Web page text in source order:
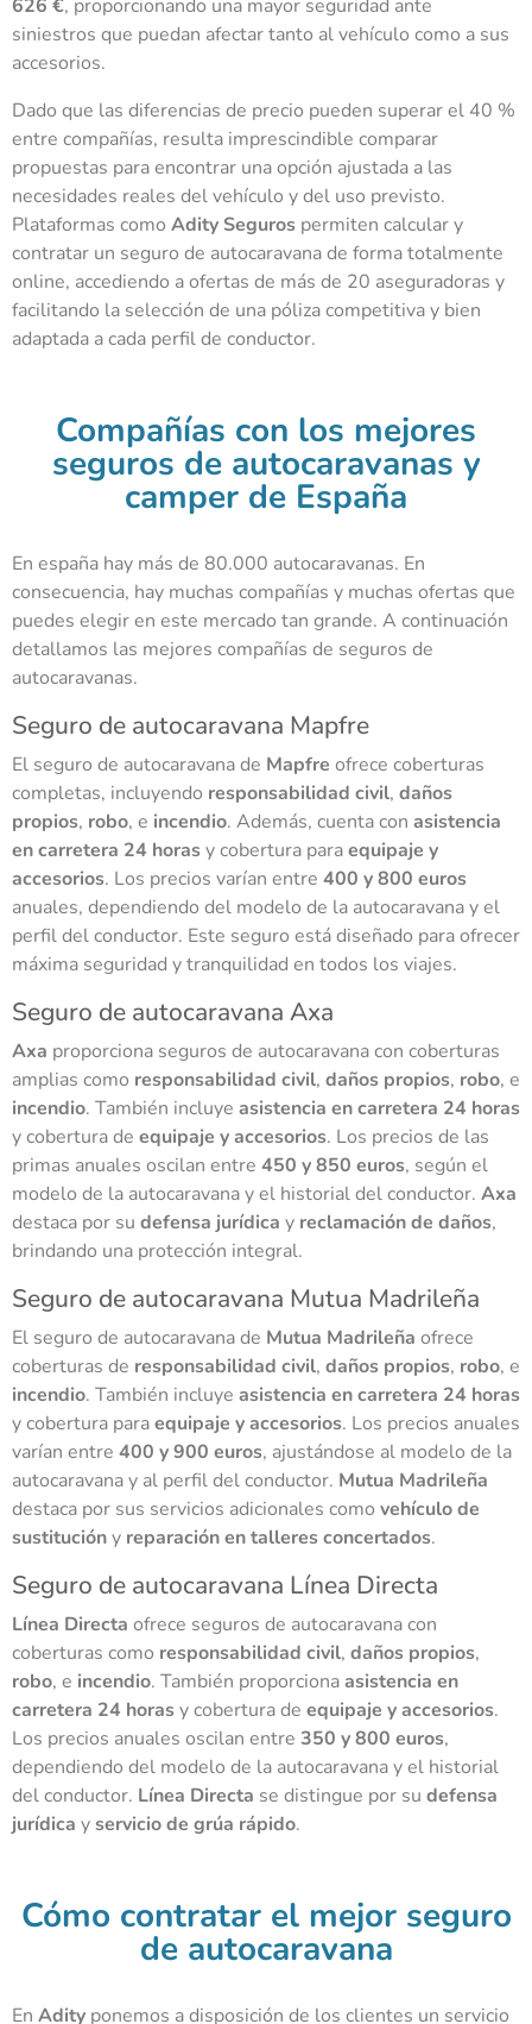
626 €, proporcionando una mayor seguridad ante
siniestros que puedan afectar tanto al vehículo como a sus
accesorios.
Dado que las diferencias de precio pueden superar el 40 %
entre compañías, resulta imprescindible comparar
propuestas para encontrar una opción ajustada a las
necesidades reales del vehículo y del uso previsto.
Plataformas como Adity Seguros permiten calcular y
contratar un seguro de autocaravana de forma totalmente
online, accediendo a ofertas de más de 20 aseguradoras y
facilitando la selección de una póliza competitiva y bien
adaptada a cada perfil de conductor.
Compañías con los mejores
seguros de autocaravanas y
camper de España
En españa hay más de 80.000 autocaravanas. En
consecuencia, hay muchas compañías y muchas ofertas que
puedes elegir en este mercado tan grande. A continuación
detallamos las mejores compañías de seguros de
autocaravanas.
Seguro de autocaravana Mapfre
El seguro de autocaravana de Mapfre ofrece coberturas
completas, incluyendo responsabilidad civil, daños
propios, robo, e incendio. Además, cuenta con asistencia
en carretera 24 horasy cobertura paraequipaje y
accesorios. Los precios varían entre 400 y 800 euros
anuales, dependiendo del modelo de la autocaravana y el
perfil del conductor. Este seguro está diseñado para ofrecer
máxima seguridad y tranquilidad en todos los viajes.
Seguro de autocaravana Axa
Axa proporciona seguros de autocaravana con coberturas
amplias como responsabilidad civil, daños propios, robo, e
incendio. También incluye asistencia en carretera 24 horas
y cobertura de equipaje y accesorios. Los precios de las
primas anuales oscilan entre 450 y 850 euros, según el
modelo de la autocaravana y el historial del conductor. Axa
destaca por su defensa jurídica y reclamación de daños,
brindando una protección integral.
Seguro de autocaravana Mutua Madrileña
El seguro de autocaravana de Mutua Madrileña ofrece
coberturas de responsabilidad civil, daños propios, robo, e
incendio. También incluye asistencia en carretera 24 horas
y cobertura paraequipaje y accesorios. Los precios anuales
varían entre 400 y 900 euros, ajustándose al modelo de la
autocaravana y al perfil del conductor. Mutua Madrileña
destaca por sus servicios adicionales como vehículo de
sustitucióny reparación en talleres concertados.
Seguro de autocaravana Línea Directa
Línea Directa ofrece seguros de autocaravana con
coberturas como responsabilidad civil, daños propios,
robo, e incendio. También proporcionaasistencia en
carretera 24 horasy cobertura de equipaje y accesorios.
Los precios anuales oscilan entre 350 y 800 euros,
dependiendo del modelo de la autocaravana y el historial
del conductor. Línea Directa se distingue por su defensa
jurídica yservicio de grúa rápido.
Cómo contratar el mejor seguro
de autocaravana
En Adity ponemos a disposición de los clientes un servicio